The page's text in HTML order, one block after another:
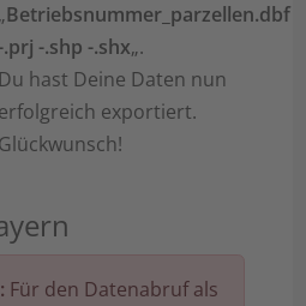
„Betriebsnummer_parzellen.dbf
.prj -.shp -.shx„.
Du hast Deine Daten nun
erfolgreich exportiert.
Glückwunsch!
Für den Datenabruf als